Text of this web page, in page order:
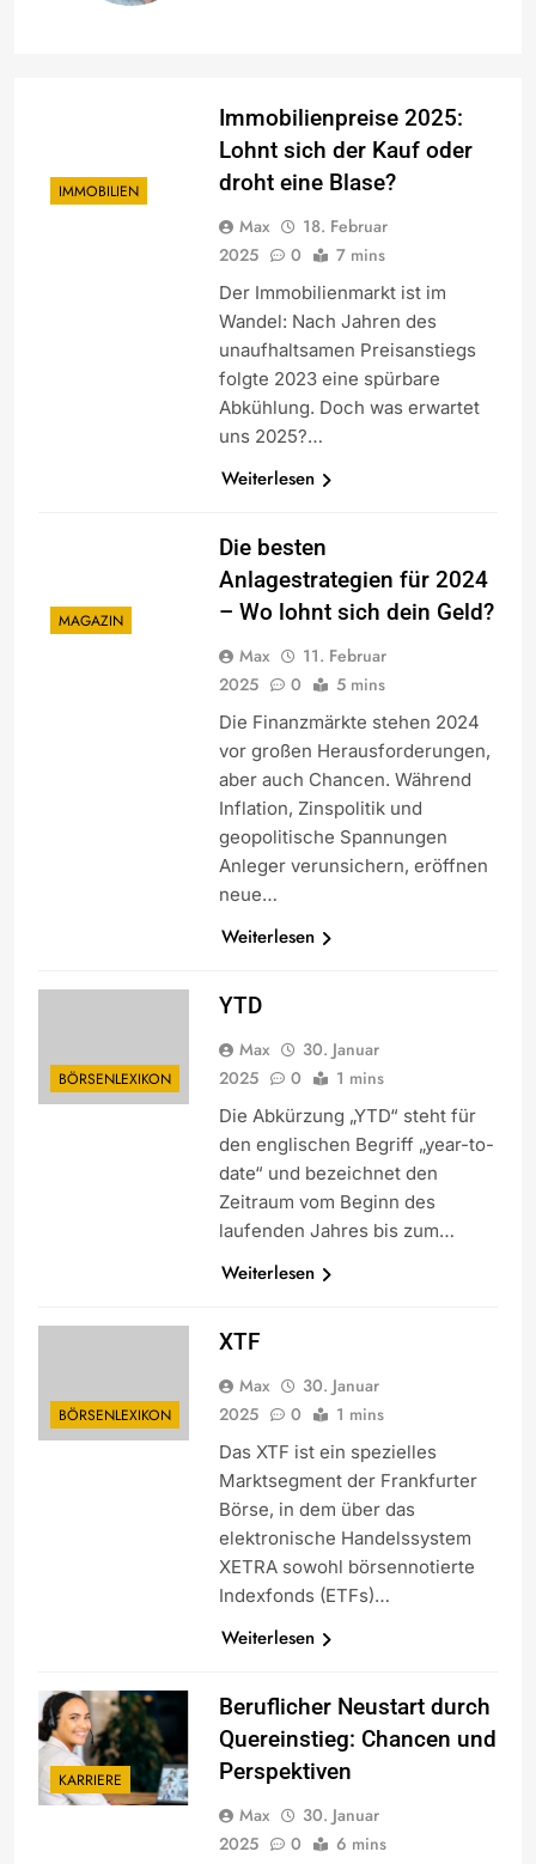
IMMOBILIEN
Immobilienpreise 2025:
Lohnt sich der Kauf oder
droht eine Blase?
Max
18. Februar
2025
0 7 mins
Der Immobilienmarkt ist im
Wandel: Nach Jahren des
unaufhaltsamen Preisanstiegs
folgte 2023 eine spürbare
Abkühlung. Doch was erwartet
uns 2025?…
Weiterlesen
MAGAZIN
Die besten
Anlagestrategien für 2024
– Wo lohnt sich dein Geld?
Max
11. Februar
2025
0 5 mins
Die Finanzmärkte stehen 2024
vor großen Herausforderungen,
aber auch Chancen. Während
Inflation, Zinspolitik und
geopolitische Spannungen
Anleger verunsichern, eröffnen
neue…
Weiterlesen
BÖRSENLEXIKON
YTD
Max
30. Januar
2025
0 1 mins
Die Abkürzung „YTD“ steht für
den englischen Begriff „year-to-
date“ und bezeichnet den
Zeitraum vom Beginn des
laufenden Jahres bis zum…
Weiterlesen
BÖRSENLEXIKON
XTF
Max
30. Januar
2025
0 1 mins
Das XTF ist ein spezielles
Marktsegment der Frankfurter
Börse, in dem über das
elektronische Handelssystem
XETRA sowohl börsennotierte
Indexfonds (ETFs)…
Weiterlesen
KARRIERE
Beruflicher Neustart durch
Quereinstieg: Chancen und
Perspektiven
Max
30. Januar
2025
0 6 mins